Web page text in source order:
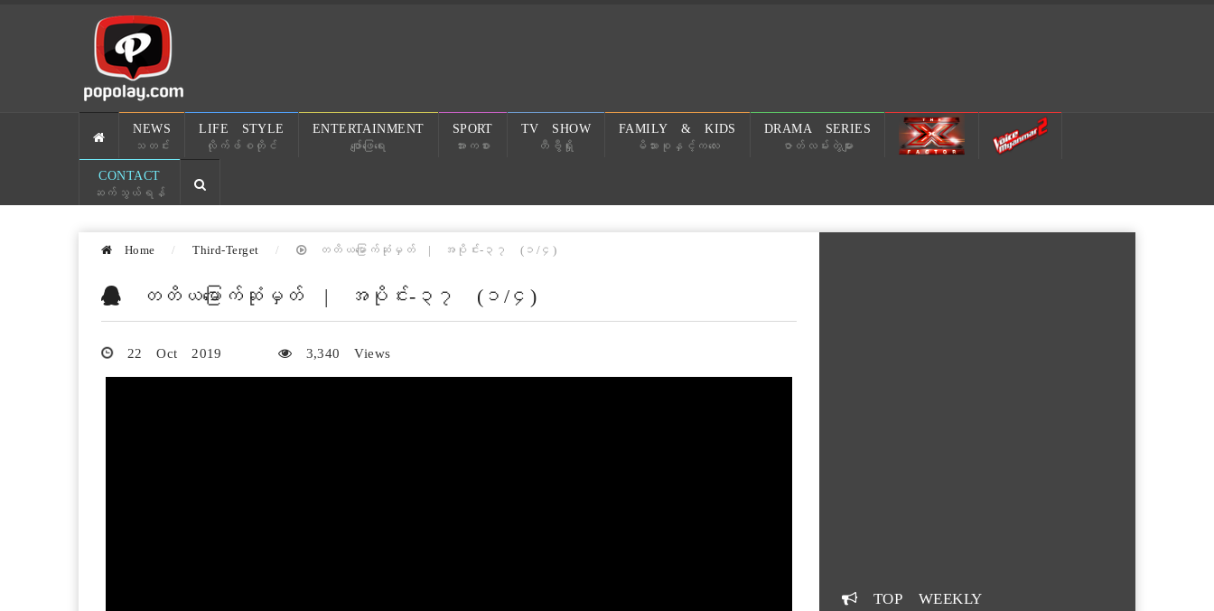
NEWS
သတင်း
LIFE STYLE
လိုက်ဖ်စတိုင်
ENTERTAINMENT
ဖျော်ဖြေရေး
SPORT
အားကစား
TV SHOW
တီဗွီရှိုး
FAMILY & KIDS
မိသားစုနှင့်ကလေး
DRAMA SERIES
ဇာတ်လမ်းတွဲများ
CONTACT
ဆက်သွယ်ရန်
Home Third-Terget တတိယမြောက်ဆုံမှတ် | အပိုင်း-၃၇ (၁/၄)
တတိယမြောက်ဆုံမှတ် | အပိုင်း-၃၇ (၁/၄)
22 Oct 2019 3,340 Views
TOP WEEKLY